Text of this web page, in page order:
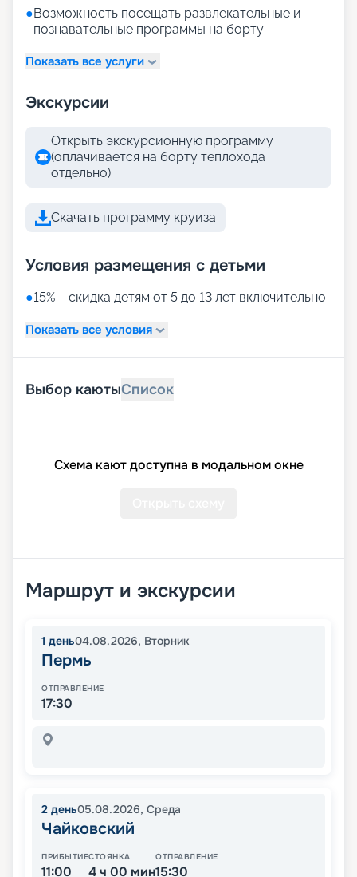
●Возможность посещать развлекательные и
познавательные программы на борту
Показать все услуги
Экскурсии
Открыть экскурсионную программу
(оплачивается на борту теплохода
отдельно)
Скачать программу круиза
Условия размещения с детьми
●15% – скидка детям от 5 до 13 лет включительно
Показать все условия
Выбор каютыСписок
Схема кают доступна в модальном окне
Маршрут и экскурсии
1 день04.08.2026, Вторник
Пермь
ОТПРАВЛЕНИЕ
17:30
2 день05.08.2026, Среда
Чайковский
ПРИБЫТИЕ
11:00
СТОЯНКА
4 ч 00 мин
ОТПРАВЛЕНИЕ
15:30